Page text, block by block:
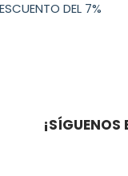
¡SÍGUENOS